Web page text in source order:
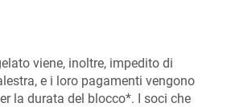
viene, inoltre, impedito di
e i loro pagamenti vengono
la durata del blocco*. I soci che